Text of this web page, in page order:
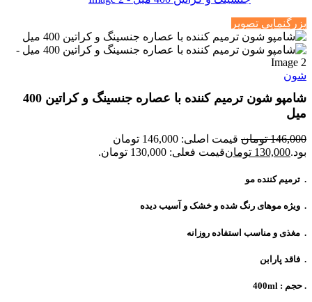
بزرگنمایی تصویر
شون
شامپو شون ترمیم کننده با عصاره جنسینگ و کراتین 400
میل
146,000 تومان
قیمت اصلی: 146,000 تومان
بود.130,000 تومانقیمت فعلی: 130,000 تومان.
. ترمیم کننده مو
. ویژه موهای رنگ شده و خشک و آسیب دیده
. مغذی و مناسب استفاده روزانه
. فاقد پارابن
. حجم : 400ml